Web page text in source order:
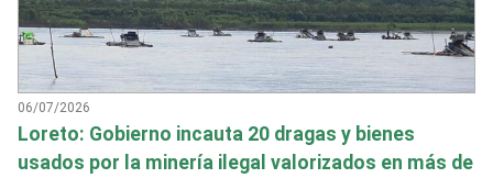
06/07/2026
Loreto: Gobierno incauta 20 dragas y bienes
usados por la minería ilegal valorizados en más de